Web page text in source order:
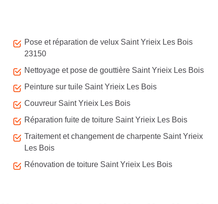
Pose et réparation de velux Saint Yrieix Les Bois
23150
Nettoyage et pose de gouttière Saint Yrieix Les Bois
Peinture sur tuile Saint Yrieix Les Bois
Couvreur Saint Yrieix Les Bois
Réparation fuite de toiture Saint Yrieix Les Bois
Traitement et changement de charpente Saint Yrieix
Les Bois
Rénovation de toiture Saint Yrieix Les Bois